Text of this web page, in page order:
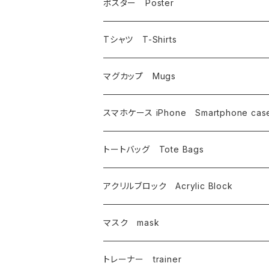
うさぎ
鳥
イルカ・金魚
その他
ポスター Poster
相浦 裕
いけのよしこ
坂野 真子
タムチンキ王国
武藤満美子
Tシャツ T-Shirts
フルグラフィック昇華転写
相浦裕
唄西繭子
インクジェットプリント
相浦 裕
唄西繭子
マグカップ Mugs
相浦 裕
蟹江隆広
谷口由佳
とやまきこ
細川倫子
スマホケース iPhone Smartphone
相浦 裕
唄西繭子
トートバッグ Tote Bags
相浦 裕
唄西繭子
武藤満美子
アクリルブロック Acrylic Block
蟹江隆広
唄西繭子
マスク mask
相浦 裕
トレーナー trainer